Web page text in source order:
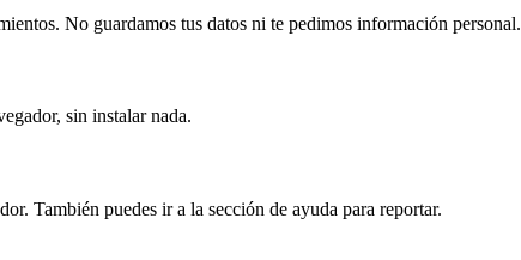
No guardamos tus datos ni te pedimos información personal.
sin instalar nada.
También puedes ir a la sección de ayuda para reportar.